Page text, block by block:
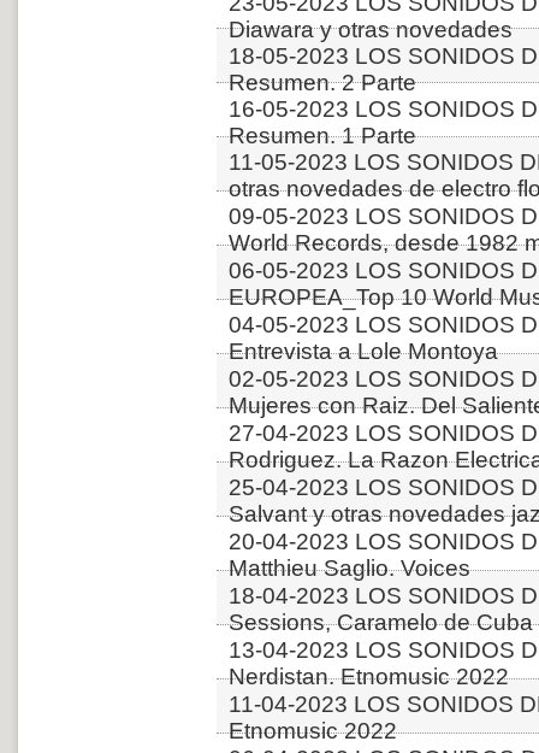
Diawara y otras novedades
18-05-2023 LOS SONIDOS
Resumen. 2 Parte
16-05-2023 LOS SONIDOS
Resumen. 1 Parte
11-05-2023 LOS SONIDOS
otras novedades de electro
09-05-2023 LOS SONIDOS
World Records, desde 1982
06-05-2023 LOS SONIDOS
EUROPEA_Top 10 World
04-05-2023 LOS SONIDOS
Entrevista a Lole Montoya
02-05-2023 LOS SONIDOS
Mujeres con Raiz. Del
27-04-2023 LOS SONIDOS
Rodriguez. La Razon
25-04-2023 LOS SONIDOS
Salvant y otras novedades
20-04-2023 LOS SONIDOS
Matthieu Saglio. Voices
18-04-2023 LOS SONIDOS
Sessions, Caramelo de
13-04-2023 LOS SONIDOS
Nerdistan. Etnomusic 2022
11-04-2023 LOS SONIDOS
Etnomusic 2022